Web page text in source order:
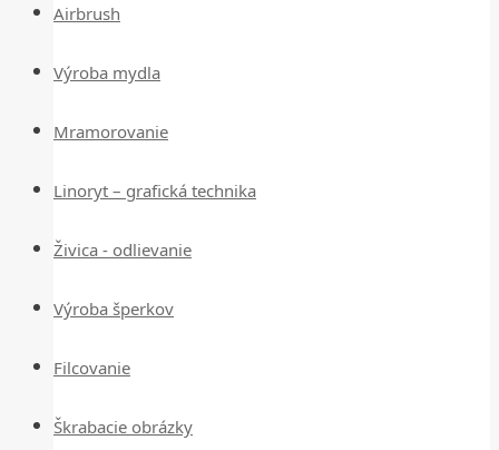
Airbrush
Výroba mydla
Mramorovanie
Linoryt – grafická technika
Živica - odlievanie
Výroba šperkov
Filcovanie
Škrabacie obrázky